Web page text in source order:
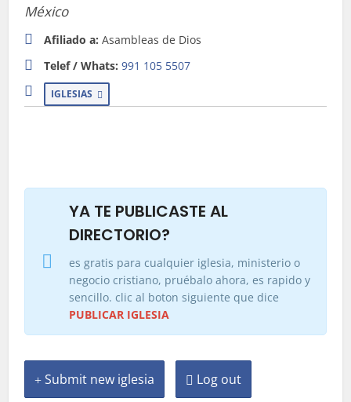
México
Afiliado a: Asambleas de Dios
Telef / Whats: 991 105 5507
IGLESIAS
YA TE PUBLICASTE AL
DIRECTORIO?
es gratis para cualquier iglesia, ministerio o
negocio cristiano, pruébalo ahora, es rapido y
sencillo. clic al boton siguiente que dice
PUBLICAR IGLESIA
Submit new iglesia Log out